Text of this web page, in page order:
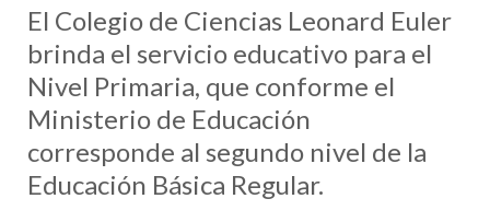
El Colegio de Ciencias Leonard Euler
brinda el servicio educativo para el
Nivel Primaria, que conforme el
Ministerio de Educación
corresponde al segundo nivel de la
Educación Básica Regular.